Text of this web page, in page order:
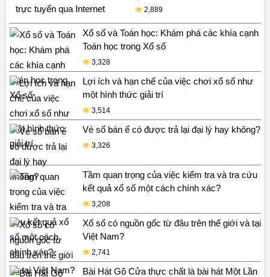
2,889
Xổ số và Toán học: Khám phá các khía cạnh
Toán học trong Xổ số
3,328
Lợi ích và hạn chế của việc chơi xổ số như
một hình thức giải trí
3,514
Vé số bán ế có được trả lại đại lý hay không?
3,326
Tầm quan trọng của việc kiểm tra và tra cứu
kết quả xổ số một cách chính xác?
3,208
Xổ số có nguồn gốc từ đâu trên thế giới và tại
Việt Nam?
2,741
Bài Hát Gõ Cửa thực chất là bài hát Một Lần